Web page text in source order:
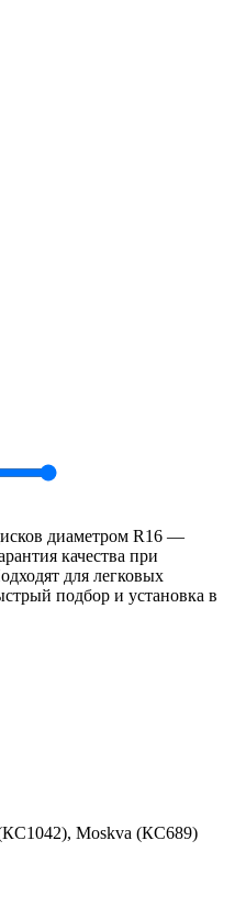
диаметром R16 —
качества при
для легковых
подбор и установка в
Moskva (КС689)